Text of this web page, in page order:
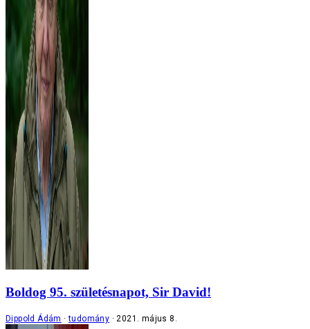
Boldog 95. születésnapot, Sir David!
Dippold Ádám tudomány 2021. május 8.